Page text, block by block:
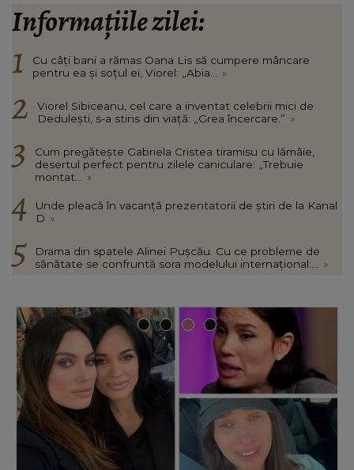
Informațiile zilei:
Cu câți bani a rămas Oana Lis să cumpere mâncare
pentru ea și soțul ei, Viorel: „Abia...
»
Viorel Sibiceanu, cel care a inventat celebrii mici de
Dedulești, s-a stins din viață: „Grea încercare.” »
Cum pregătește Gabriela Cristea tiramisu cu lămâie,
desertul perfect pentru zilele caniculare: „Trebuie
montat...
»
Unde pleacă în vacanță prezentatorii de știri de la Kanal
D »
Drama din spatele Alinei Pușcău. Cu ce probleme de
sănătate se confruntă sora modelului internațional:...
»